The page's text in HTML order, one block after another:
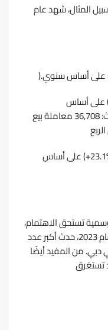
اﻟﻤﺜﺎل، ﺷﻬﺪ ﻋﺎم
30,264 ﻣﻌﺎﻣﻠﺔ ﺑﻴﻊ %34.8+) ﻋﻠﻰ أﺳﺎس
ﺳﻨﻮي%2.1-/ ﻓﻲ اﻟﺮﺑﻊ اﻷول.( اﻟﺮﺑﻊ اﻟﺜﺎﻟﺚ: 36,708 ﻣﻌﺎﻣﻠﺔ ﺑﻴﻊ
اﻟﺜﺎﻧﻲ.( اﻟﺮﺑﻊ اﻟﺮاﺑﻊ: 35,430 ﻣﻌﺎﻣﻠﺔ ﺑﻴﻊ %23.1+) ﻋﻠﻰ أﺳﺎس
ﺗﺴﺘﺤﻖ اﻻﻫﺘﻤﺎم،
وﻟﻜﻨﻬﺎ ﻻ ﺗﺤﻜﻲ اﻟﻘﺼﺔ ﺑﺄﻛﻤﻠﻬﺎ. وﻓﻲ ﻋﺎم 2023، ﺣﺪث أﻛﺒﺮ ﻋﺪد
دﺑﻲ. ﻣﻦ اﻟﻤﻔﻴﺪ أﻳﻀًﺎ
ﺗﺴﺘﻐﺮق